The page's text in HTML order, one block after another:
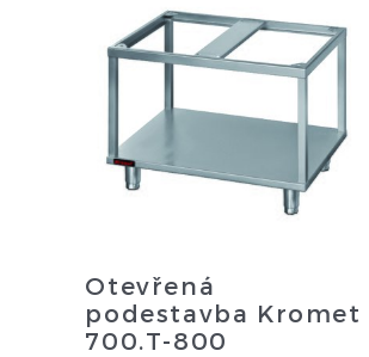
Otevřená
podestavba Kromet
700.T-800